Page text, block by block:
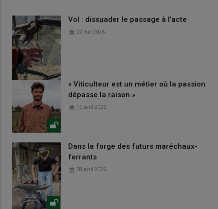
Vol : dissuader le passage à l’acte
22 mai 2026
« Viticulteur est un métier où la passion
dépasse la raison »
10 avril 2026
Dans la forge des futurs maréchaux-
ferrants
08 avril 2026